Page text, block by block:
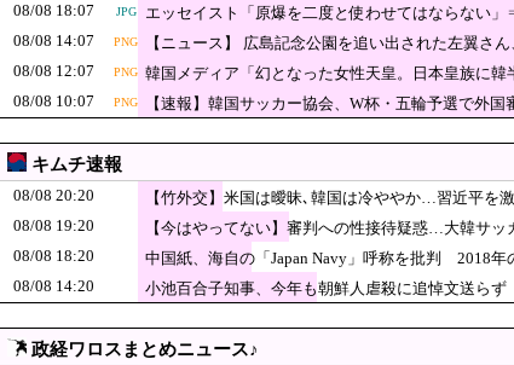
韓国がサッカーの審判を買収したのはガチだった！ 審判
【うさぎおいしい】「ウサギの島」生態系に異変、観光客「過剰な餌や
JPG 韓国大統領「無能な人間を指揮官に選べば結果は火を見るより明らか」サ
放課後、弓袋を背負って練習へ向かう女子高生に中国SNS「青春」「うら
「BYD RACCOは利便性より安全性を優先し
RACCOの一番の特徴よな
【拡散希望】辺野古転覆事故遺族が「全容解明と再発防止を求める会」
JPG 北朝鮮の弾道ミサイル部隊、ロシアのヴォロネジ州に展開
が一斉に報道！」
韓国人「本当にこれだけは日本がうらやましいと感じるもの
08/08 18:07
JPG
エッセイスト「原爆を二度と使わせてはならない
08/08 14:07
PNG
【ニュース】 広島記念公園を追い出された左翼さ
08/08 12:07
PNG 韓国メディア「幻となった女性天皇。日本皇族に韓
08/08 10:07
PNG 【速報】韓国サッカー協会、W杯・五輪予選で外国
キムチ速報
08/08 20:20
【竹外交】米国は曖昧､韓国は冷ややか…習近平を
08/08 19:20
【今はやってない】審判への性接待疑惑…大韓サッ
08/08 18:20
中国紙、海自の「Japan Navy」呼称を批判 2018年
08/08 14:20
小池百合子知事、今年も朝鮮人虐殺に追悼文送ら
政経ワロスまとめニュース♪